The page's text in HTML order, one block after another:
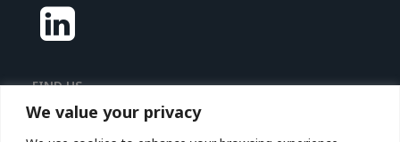
We value your privacy
FIND US
Nextrove LLC.